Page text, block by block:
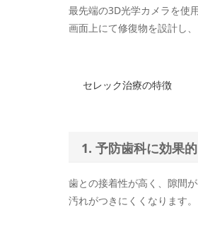
最先端の3D光学カメラを使
画面上にて修復物を設計し
セレック治療の特徴
1. 予防歯科に効果的
歯との接着性が高く、隙間
汚れがつきにくくなります。